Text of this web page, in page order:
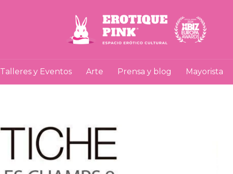
Talleres y Eventos Arte Prensa y blog Mayorista